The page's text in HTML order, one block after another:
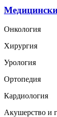
Онкология
Хирургия
Урология
Ортопедия
Кардиология
Акушерство и